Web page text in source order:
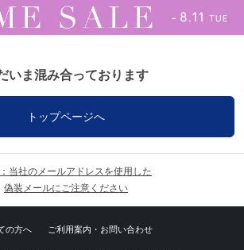
いま混み合っております
トップページへ
当社のメールアドレスを使用した
偽装メールにご注意ください
の方へ ご利用案内・お問い合わせ